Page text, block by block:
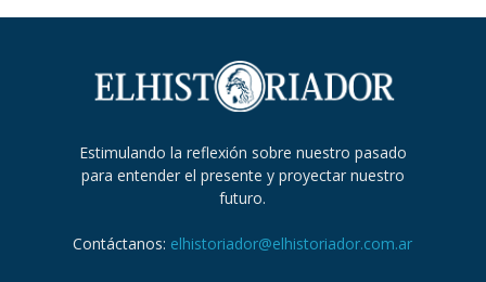
Estimulando la reflexión sobre nuestro pasado
para entender el presente y proyectar nuestro
futuro.
Contáctanos: elhistoriador@elhistoriador.com.ar